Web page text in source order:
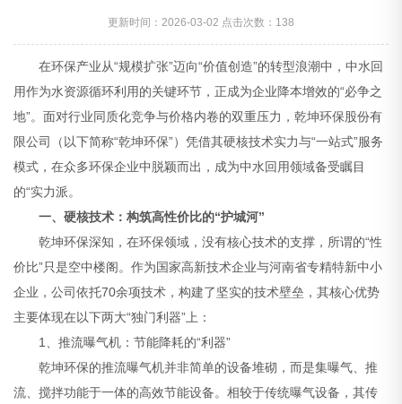
更新时间：2026-03-02 点击次数：138
在环保产业从“规模扩张”迈向“价值创造”的转型浪潮中，中水回
用作为水资源循环利用的关键环节，正成为企业降本增效的“必争之
地”。面对行业同质化竞争与价格内卷的双重压力，乾坤环保股份有
限公司（以下简称“乾坤环保”）凭借其硬核技术实力与“一站式”服务
模式，在众多环保企业中脱颖而出，成为中水回用领域备受瞩目
的“实力派。
一、硬核技术：构筑高性价比的“护城河”
乾坤环保深知，在环保领域，没有核心技术的支撑，所谓的“性
价比”只是空中楼阁。作为国家高新技术企业与河南省专精特新中小
企业，公司依托70余项技术，构建了坚实的技术壁垒，其核心优势
主要体现在以下两大“独门利器”上：
1、推流曝气机：节能降耗的“利器”
乾坤环保的推流曝气机并非简单的设备堆砌，而是集曝气、推
流、搅拌功能于一体的高效节能设备。相较于传统曝气设备，其传